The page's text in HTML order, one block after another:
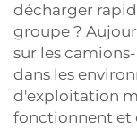
décharger
groupe ?
sur les
dans les
d'exploitation
fonctionnent et